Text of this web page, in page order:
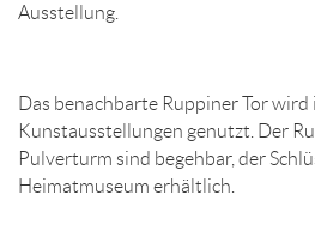
Ausstellung.
Das benachbarte Ruppiner Tor wird
Kunstausstellungen genutzt. Der
Pulverturm sind begehbar, der
Heimatmuseum erhältlich.